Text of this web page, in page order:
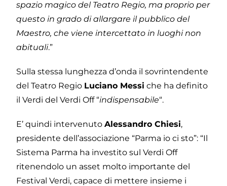
spazio magico del Teatro Regio, ma proprio per
questo in grado di allargare il pubblico del
Maestro, che viene intercettato in luoghi non
abituali.”
Sulla stessa lunghezza d’onda il sovrintendente
del Teatro Regio Luciano Messi che ha definito
il Verdi del Verdi Off “indispensabile“.
E’ quindi intervenutoAlessandro Chiesi,
presidente dell’associazione “Parma io ci sto”: “Il
Sistema Parma ha investito sul Verdi Off
ritenendolo un asset molto importante del
Festival Verdi, capace di mettere insieme i